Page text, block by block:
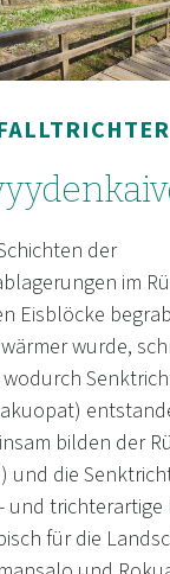
der
im
Eisblöcke
wurde,
wodurch
bilden der
und die
und trichterartige
für die